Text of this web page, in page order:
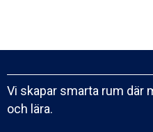
Vi skapar smarta rum där
och lära.